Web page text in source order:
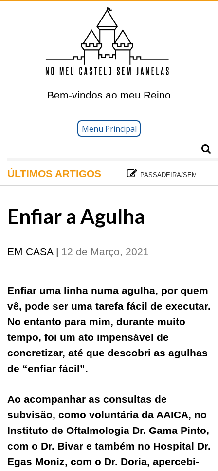
Bem-vindos ao meu Reino
Menu Principal
PASSADEIRA/
ÚLTIMOS ARTIGOS
Enfiar a Agulha
EM CASA| 12 de Março, 2021
Enfiar uma linha numa agulha, por quem
vê, pode ser uma tarefa fácil de executar.
No entanto para mim, durante muito
tempo, foi um ato impensável de
concretizar, até que descobri as agulhas
de “enfiar fácil”.
Ao acompanhar as consultas de
subvisão, como voluntária da AAICA, no
Instituto de Oftalmologia Dr. Gama Pinto,
com o Dr. Bivar e também no Hospital Dr.
Egas Moniz, com o Dr. Doria, apercebi-